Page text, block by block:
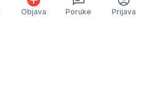
Objava Poruke Prijava